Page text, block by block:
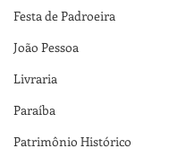
Festa de Padroeira
João Pessoa
Livraria
Paraíba
Patrimônio Histórico